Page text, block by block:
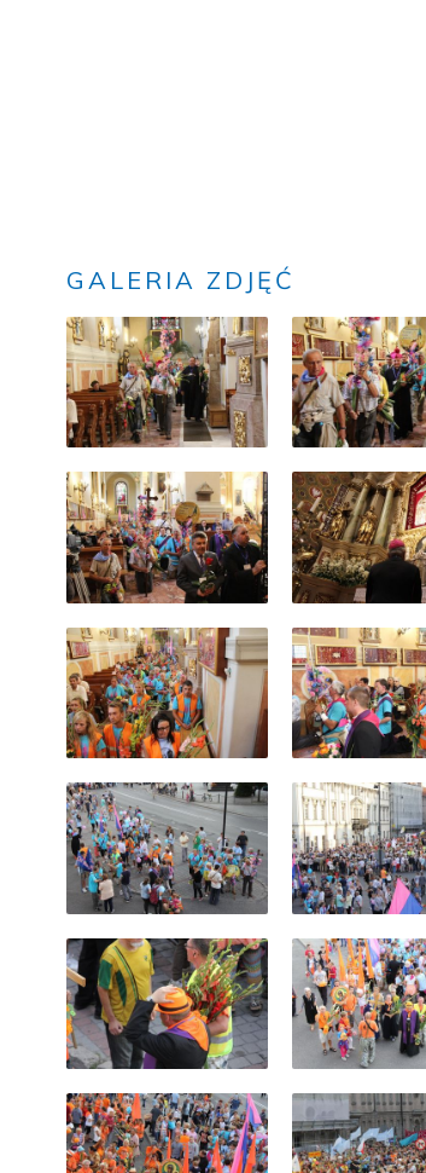
GALERIA ZDJĘĆ